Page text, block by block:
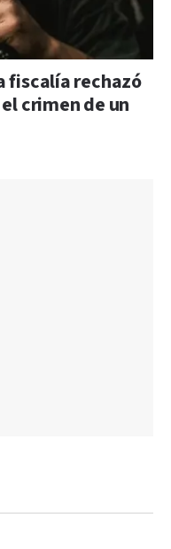
fiscalía rechazó
crimen de un